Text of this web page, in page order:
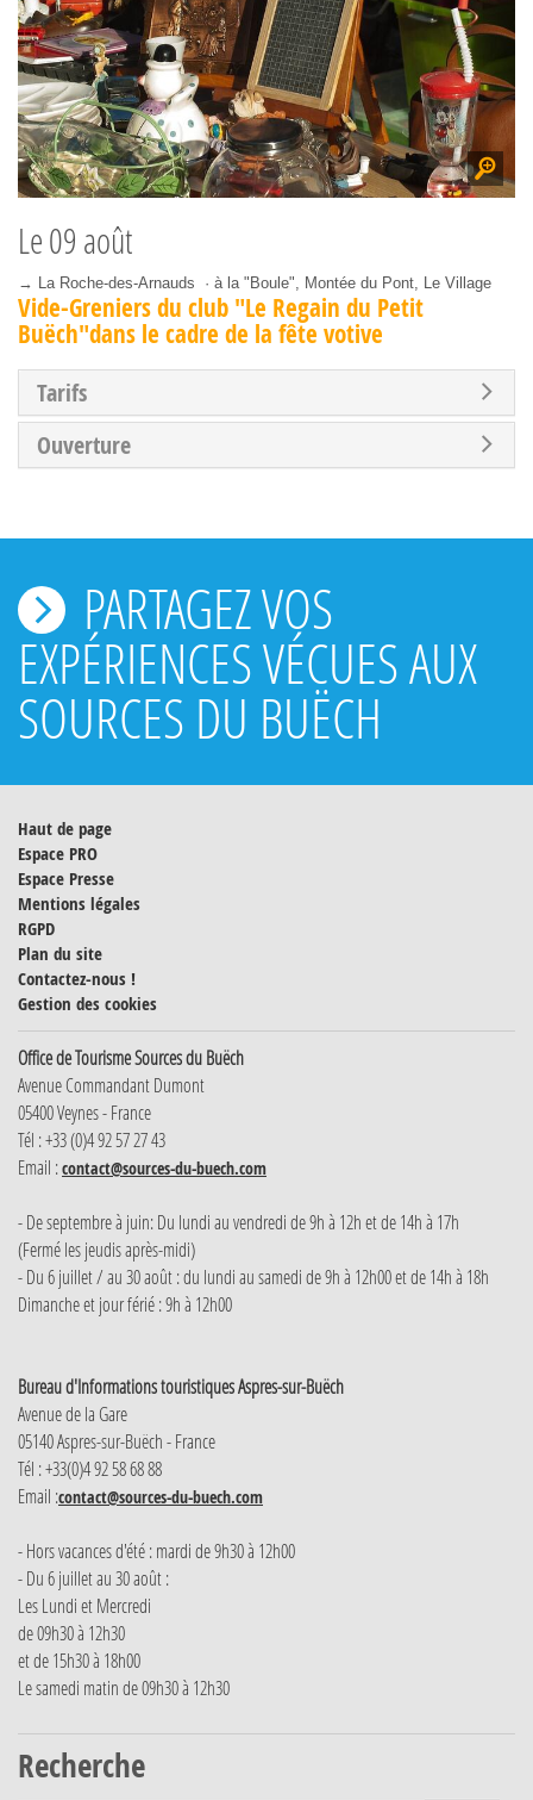
Le09 août
→ La Roche-des-Arnauds · à la "Boule", Montée du Pont, Le Village
Vide-Greniers du club "Le Regain du Petit
Buëch"dans le cadre de la fête votive
Tarifs
Ouverture
PARTAGEZ VOS
EXPÉRIENCES VÉCUES AUX
SOURCES DU BUËCH
Haut de page
Espace PRO
Espace Presse
Mentions légales
RGPD
Plan du site
Contactez-nous !
Gestion des cookies
Office de Tourisme Sources du Buëch
Avenue Commandant Dumont
05400 Veynes - France
Tél : +33 (0)4 92 57 27 43
Email :contact@sources-du-buech.com
- De septembre à juin: Du lundi au vendredi de 9h à 12h et de 14h à 17h
(Fermé les jeudis après-midi)
- Du 6 juillet / au 30 août : du lundi au samedi de 9h à 12h00 et de 14h à 18h
Dimanche et jour férié : 9h à 12h00
Bureau d'Informations touristiques Aspres-sur-Buëch
Avenue de la Gare
05140 Aspres-sur-Buëch - France
Tél : +33(0)4 92 58 68 88
Email :contact@sources-du-buech.com
- Hors vacances d'été : mardi de 9h30 à 12h00
- Du 6 juillet au 30 août :
Les Lundi et Mercredi
de 09h30 à 12h30
et de 15h30 à 18h00
Le samedi matin de 09h30 à 12h30
Recherche